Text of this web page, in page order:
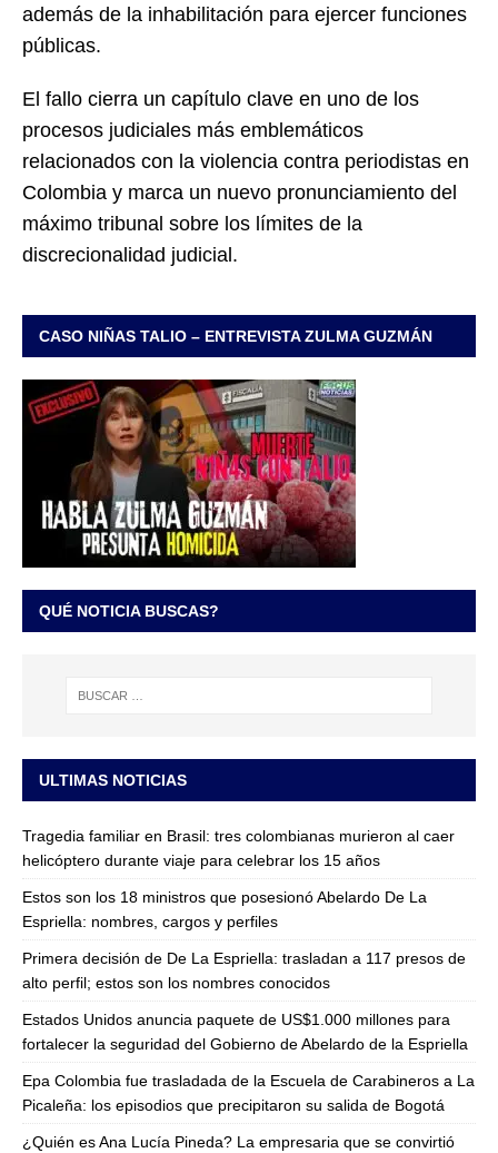
además de la inhabilitación para ejercer funciones
públicas.
El fallo cierra un capítulo clave en uno de los
procesos judiciales más emblemáticos
relacionados con la violencia contra periodistas en
Colombia y marca un nuevo pronunciamiento del
máximo tribunal sobre los límites de la
discrecionalidad judicial.
CASO NIÑAS TALIO – ENTREVISTA ZULMA GUZMÁN
QUÉ NOTICIA BUSCAS?
ULTIMAS NOTICIAS
Tragedia familiar en Brasil: tres colombianas murieron al caer
helicóptero durante viaje para celebrar los 15 años
Estos son los 18 ministros que posesionó Abelardo De La
Espriella: nombres, cargos y perfiles
Primera decisión de De La Espriella: trasladan a 117 presos de
alto perfil; estos son los nombres conocidos
Estados Unidos anuncia paquete de US$1.000 millones para
fortalecer la seguridad del Gobierno de Abelardo de la Espriella
Epa Colombia fue trasladada de la Escuela de Carabineros a La
Picaleña: los episodios que precipitaron su salida de Bogotá
¿Quién es Ana Lucía Pineda? La empresaria que se convirtió